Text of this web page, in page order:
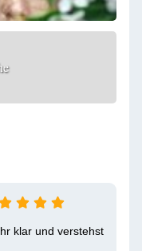
klar und verstehst